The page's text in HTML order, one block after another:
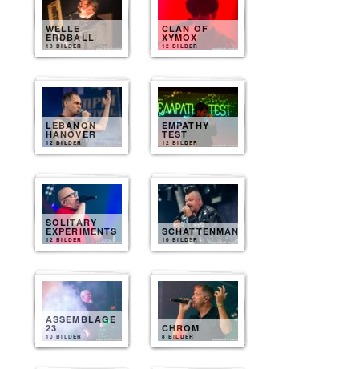
WELLE
ERDBALL
13 BILDER
CLAN OF
XYMOX
12 BILDER
LEBANON
HANOVER
12 BILDER
EMPATHY
TEST
12 BILDER
SOLITARY
EXPERIMENTS
12 BILDER
SCHATTENMANN
10 BILDER
ASSEMBLAGE
23
10 BILDER
CHROM
8 BILDER